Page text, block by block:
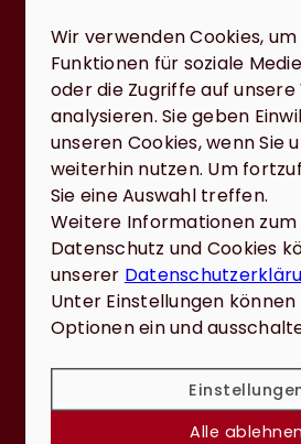
und Finanzierung
aufsetzen
Konkrete Leitfragen für Verkäufer,
inklusive Hinweis, wann eine
Immobilienbewertung und unabhängige
sinnvoll ist..
Ob Sie in Ludwigsburg oder
verkaufen, kaufen oder eine
Kapitalanlageimmobilie
Hebel liegt oft nicht im
sondern in sauberer
mit einemLagecheckauf
wirkt das direkte
Parkdruck, und welche
Ruhe, Licht und
Wir verwenden Cookies,
Funktionen für soziale
oder die Zugriffe auf unsere
analysieren. Sie geben
unseren Cookies, wenn Sie
weiterhin nutzen. Um
Sie eine Auswahl treffen.
Weitere Informationen zum
Datenschutz und Cookies
unserer
Unter Einstellungen können
Optionen ein und
Alle ablehnen